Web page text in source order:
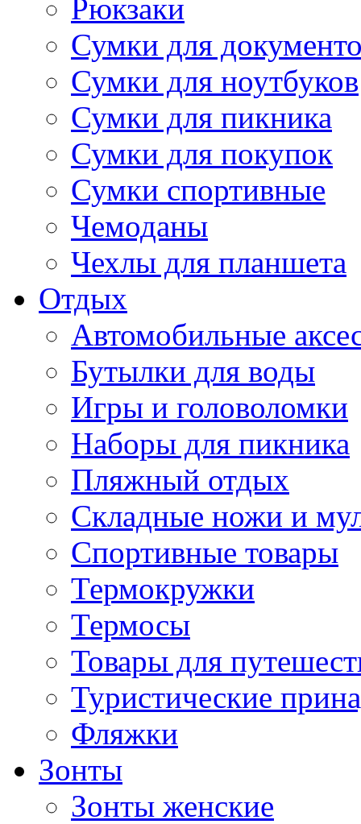
Рюкзаки
Сумки для
Сумки для ноутбуков
Сумки для пикника
Сумки для покупок
Сумки спортивные
Чемоданы
Чехлы для планшета
Отдых
Автомобильные
Бутылки для воды
Игры и головоломки
Наборы для пикника
Пляжный отдых
Складные ножи и
Спортивные товары
Термокружки
Термосы
Товары для
Туристические
Фляжки
Зонты
Зонты женские